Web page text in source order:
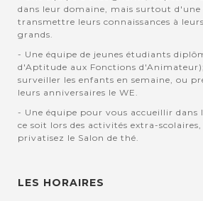
dans leur domaine, mais surtout d'une
transmettre leurs connaissances à
grands.
- Une équipe de jeunes étudiants
d'Aptitude aux Fonctions
surveiller les enfants en semaine, ou
leurs anniversaires le WE.
- Une équipe pour vous accueillir dans
ce soit lors des activités extra-
privatisez le Salon de thé.
LES HORAIRES